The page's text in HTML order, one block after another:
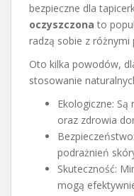
bezpieczne dla
oczyszczona to
radzą sobie z różnymi
Oto kilka powodów,
stosowanie
Ekologiczne:
oraz zdrowia
podrażnień
Skuteczność:
mogą